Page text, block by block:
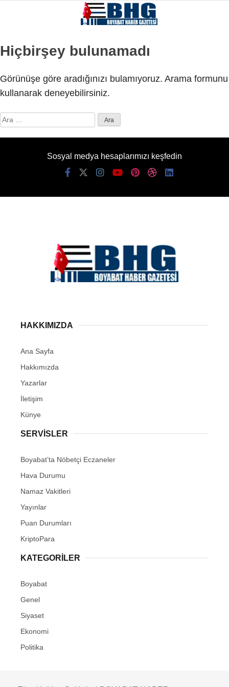
Hiçbirşey bulunamadı
Görünüşe göre aradığınızı bulamıyoruz. Arama formunu
kullanarak deneyebilirsiniz.
Arama:
Sosyal medya hesaplarımızı keşfedin
HAKKIMIZDA
Ana Sayfa
Hakkımızda
Yazarlar
İletişim
Künye
SERVISLER
Boyabat’ta Nöbetçi Eczaneler
Hava Durumu
Namaz Vakitleri
Yayınlar
Puan Durumları
KriptoPara
KATEGORILER
Boyabat
Genel
Siyaset
Ekonomi
Politika